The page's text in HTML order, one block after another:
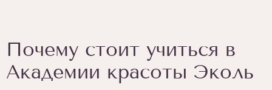
Почему стоит учиться в
Академии красоты Эколь